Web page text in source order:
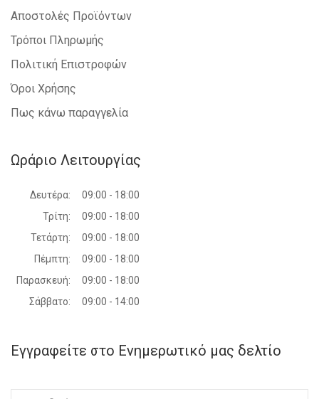
Αποστολές Προϊόντων
Τρόποι Πληρωμής
Πολιτική Επιστροφών
Όροι Χρήσης
Πως κάνω παραγγελία
Ωράριο Λειτουργίας
Δευτέρα:
09:00 - 18:00
Τρίτη:
09:00 - 18:00
Τετάρτη:
09:00 - 18:00
Πέμπτη:
09:00 - 18:00
Παρασκευή:
09:00 - 18:00
Σάββατο:
09:00 - 14:00
Εγγραφείτε στο Ενημερωτικό μας δελτίο